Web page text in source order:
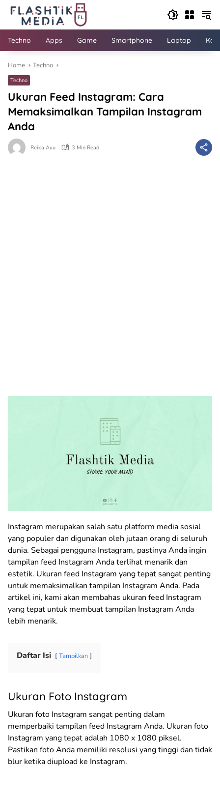
Skip
content
Techno Apps Game Smartphone Laptop
Home Techno
Techno
Ukuran Feed Instagram: Cara
Memaksimalkan Tampilan Instagram
Anda
Reika Ayu 3 Min Read
Instagram merupakan salah satu platform media sosial
yang populer dan digunakan oleh jutaan orang di seluruh
dunia. Sebagai pengguna Instagram, pastinya Anda ingin
tampilan feed Instagram Anda terlihat menarik dan
estetik. Ukuran feed Instagram yang tepat sangat penting
untuk memaksimalkan tampilan Instagram Anda. Pada
artikel ini, kami akan membahas ukuran feed Instagram
yang tepat untuk membuat tampilan Instagram Anda
lebih menarik.
Daftar Isi Tampilkan
Ukuran Foto Instagram
Ukuran foto Instagram sangat penting dalam
memperbaiki tampilan feed Instagram Anda. Ukuran foto
Instagram yang tepat adalah 1080 x 1080 piksel.
Pastikan foto Anda memiliki resolusi yang tinggi dan tidak
blur ketika diupload ke Instagram.